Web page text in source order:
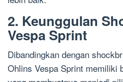
2. Keunggulan
Vespa Sprint
Dibandingkan dengan
Ohlins Vespa Sprint memiliki